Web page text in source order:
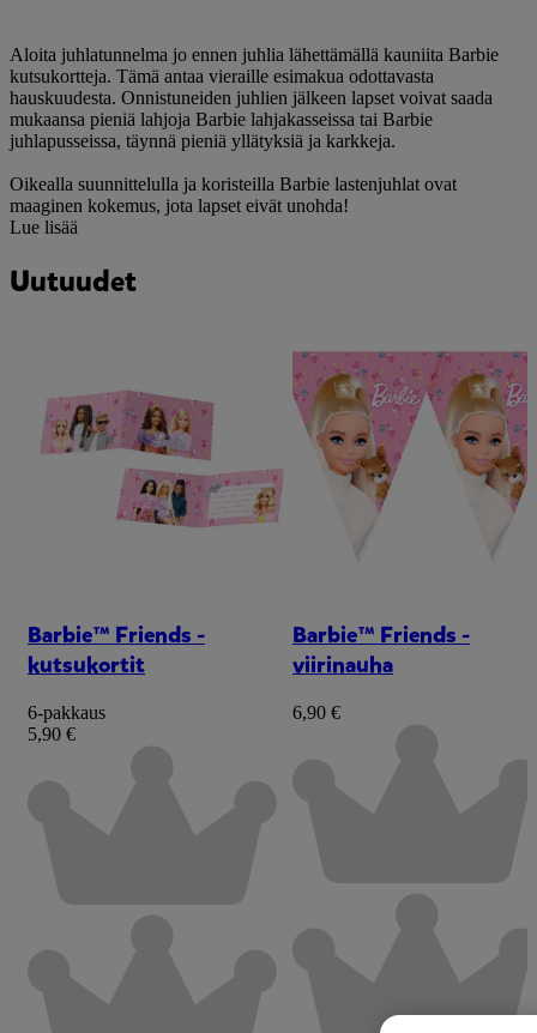
Aloita juhlatunnelma jo ennen juhlia lähettämällä kauniita Barbie
kutsukortteja. Tämä antaa vieraille esimakua odottavasta
hauskuudesta. Onnistuneiden juhlien jälkeen lapset voivat saada
mukaansa pieniä lahjoja Barbie lahjakasseissa tai Barbie
juhlapusseissa, täynnä pieniä yllätyksiä ja karkkeja.
Oikealla suunnittelulla ja koristeilla Barbie lastenjuhlat ovat
maaginen kokemus, jota lapset eivät unohda!
Lue lisää
Uutuudet
Barbie™ Friends -
kutsukortit
6-pakkaus
5,90 €
Barbie™ Friends -
viirinauha
6,90 €